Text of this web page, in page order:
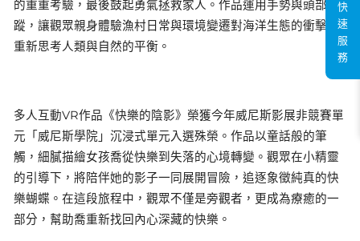
的重重考驗，最後鼓起勇氣拯救家人。作品運用手勢與頭部追
蹤，讓觀眾親身體驗漁村日常與環境變遷對海洋生態的衝擊，
重新思考人類與自然的平衡。
多人互動VR作品《快樂的陰影》榮獲今年威尼斯影展非競賽單
元「威尼斯學院」沉浸式單元入選殊榮。作品以童話般的筆
觸，細膩描繪女孩喬從快樂到失落的心境轉變。觀眾在小精靈
的引導下，將陪伴她的影子一同展開冒險，追逐象徵純真的快
樂蝴蝶。在這段旅程中，觀眾不僅是旁觀者，更成為療癒的一
部分，幫助喬重新找回內心深藏的快樂。
快
速
服
務